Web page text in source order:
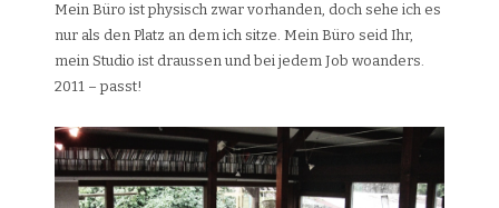
Mein Büro ist physisch zwar vorhanden, doch sehe ich es
nur als den Platz an dem ich sitze. Mein Büro seid Ihr,
mein Studio ist draussen und bei jedem Job woanders.
2011 – passt!